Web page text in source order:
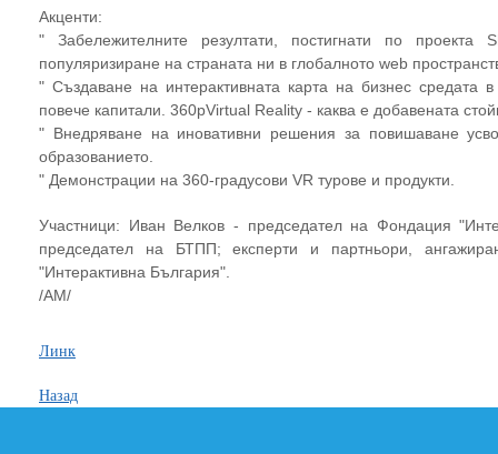
Акценти:
" Забележителните резултати, постигнати по
популяризиране на страната ни в глобалното web
" Създаване на интерактивната карта на бизнес средата
повече капитали. 360рVirtual Reality - каква е добавената
" Внедряване на иновативни решения за повишаване
образованието.
" Демонстрации на 360-градусови VR турове и продукти.
Участници: Иван Велков - председател на Фондация
председател на БТПП; експерти и партньори,
"Интерактивна България".
/АМ/
Линк
Назад